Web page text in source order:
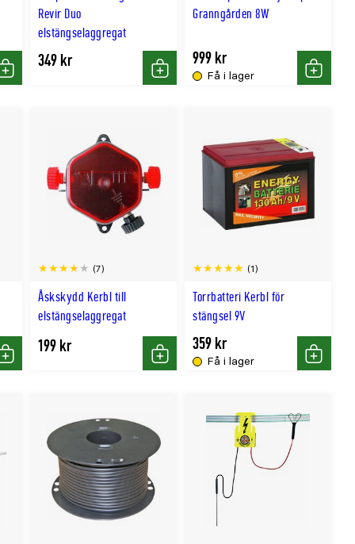
Köp
Revir Duo
elstängselaggregat
349 kr
Köp
Granngården 8W
Få i lager
999 kr
Köp
Köp
Åskskydd Kerbl till
elstängselaggregat
(7)
199 kr
Köp
Torrbatteri Kerbl för
stängsel 9V
(1)
Få i lager
359 kr
Köp